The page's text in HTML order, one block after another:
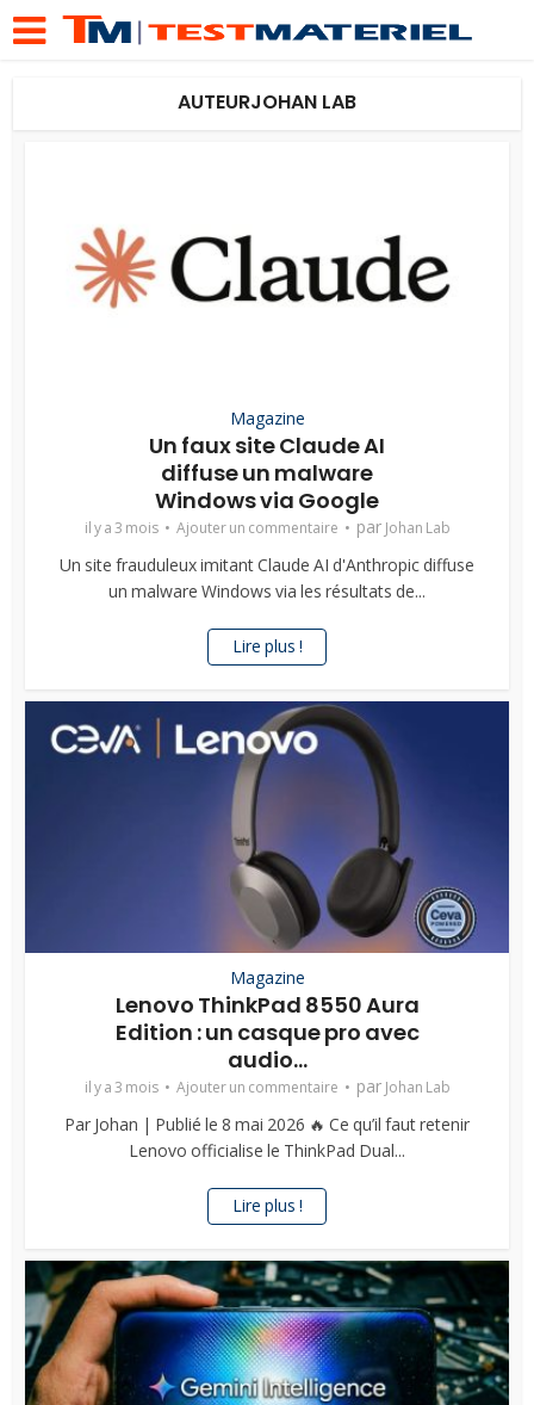
AUTEURJOHAN LAB
Magazine
Un faux site Claude AI
diffuse un malware
Windows via Google
il y a 3 mois Ajouter un commentaire par Johan Lab
Un site frauduleux imitant Claude AI d'Anthropic diffuse
un malware Windows via les résultats de...
Lire plus !
Magazine
Lenovo ThinkPad 8550 Aura
Edition : un casque pro avec
audio...
il y a 3 mois Ajouter un commentaire par Johan Lab
Par Johan | Publié le 8 mai 2026 🔥 Ce qu’il faut retenir
Lenovo officialise le ThinkPad Dual...
Lire plus !